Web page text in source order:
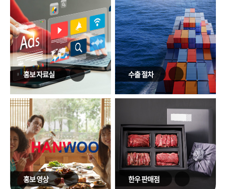
홍보 자료실 수출 절차
홍보 영상 한우 판매점